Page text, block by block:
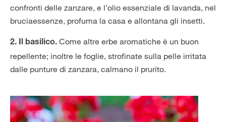
confronti delle zanzare, e l’olio essenziale di lavanda, nel
bruciaessenze, profuma la casa e allontana gli insetti.
2. Il basilico. Come altre erbe aromatiche è un buon
repellente; inoltre le foglie, strofinate sulla pelle irritata
dalle punture di zanzara, calmano il prurito.